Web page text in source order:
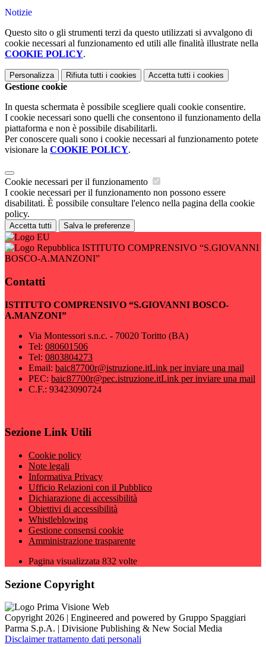
Notizie
Questo sito o gli strumenti terzi da questo utilizzati si avvalgono di
cookie necessari al funzionamento ed utili alle finalità illustrate nella
COOKIE POLICY.
Personalizza Rifiuta tutti i cookies Accetta tutti i cookies
Gestione cookie
In questa schermata è possibile scegliere quali cookie consentire.
I cookie necessari sono quelli che consentono il funzionamento della
piattaforma e non è possibile disabilitarli.
Per conoscere quali sono i cookie necessari al funzionamento potete
visionare la COOKIE POLICY.
Cookie necessari per il funzionamento
I cookie necessari per il funzionamento non possono essere
disabilitati. È possibile consultare l'elenco nella pagina della cookie
policy.
Accetta tutti Salva le preferenze
ISTITUTO COMPRENSIVO “S.GIOVANNI
BOSCO-A.MANZONI”
Contatti
ISTITUTO COMPRENSIVO “S.GIOVANNI BOSCO-
A.MANZONI”
Via Montessori s.n.c. - 70020 Toritto (BA)
Tel: 080601506
Tel: 0803804273
Email: baic87700r@istruzione.itLink per inviare una mail
PEC: baic87700r@pec.istruzione.itLink per inviare una mail
C.F.: 93423090724
Sezione Link Utili
Cookie policy
Note legali
Informativa Privacy
Ufficio Relazioni con il Pubblico
Dichiarazione di accessibilità
Obiettivi di accessibilità
Whistleblowing
Gestione consensi cookie
Amministrazione trasparente
Pagina visualizzata 832 volte
Sezione Copyright
Copyright 2026 | Engineered and powered by Gruppo Spaggiari
Parma S.p.A. | Divisione Publishing & New Social Media
Disclaimer trattamento dati personali